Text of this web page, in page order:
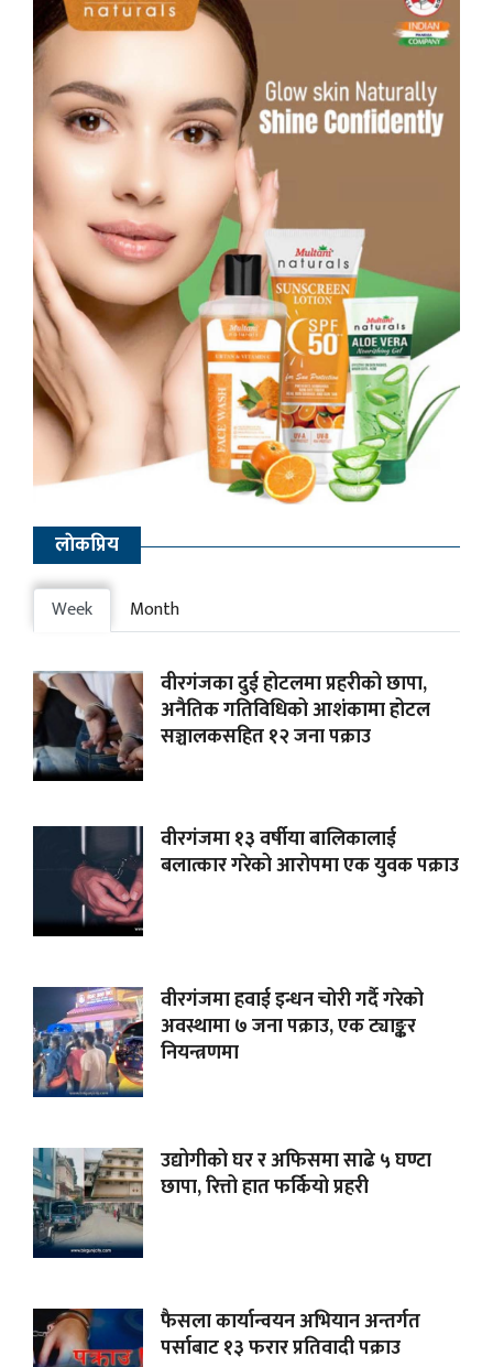
लाेकप्रिय
Week Month
वीरगंजका दुई होटलमा प्रहरीको छापा,
अनैतिक गतिविधिको आशंकामा होटल
सञ्चालकसहित १२ जना पक्राउ
वीरगंजमा १३ वर्षीया बालिकालाई
बलात्कार गरेको आरोपमा एक युवक पक्राउ
वीरगंजमा हवाई इन्धन चोरी गर्दै गरेको
अवस्थामा ७ जना पक्राउ, एक ट्याङ्कर
नियन्त्रणमा
उद्योगीको घर र अफिसमा साढे ५ घण्टा
छापा, रित्तो हात फर्कियो प्रहरी
फैसला कार्यान्वयन अभियान अन्तर्गत
पर्साबाट १३ फरार प्रतिवादी पक्राउ